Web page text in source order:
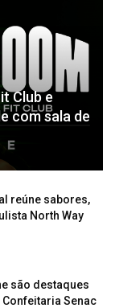
Club e
com sala de
reúne sabores,
North Way
são destaques
Senac